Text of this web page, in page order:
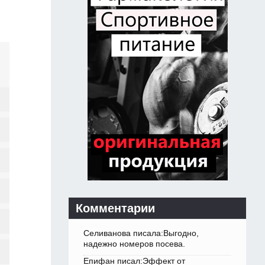
Комментарии
Селиванова писала:Выгодно,
надежно номеров посева.
Епифан писал:Эффект от